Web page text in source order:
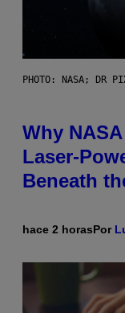
PHOTO: NASA; DR
Why
Laser-
Beneath
hace 2 horasPor